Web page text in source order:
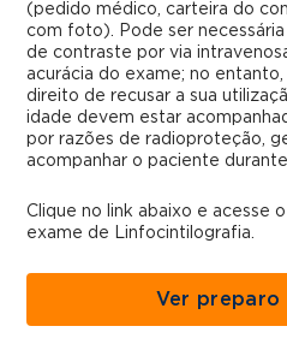
(pedido médico, carteira do
com foto). Pode ser
de contraste por via
acurácia do exame; no
direito de recusar a sua
idade devem estar
por razões de radioproteção,
acompanhar o paciente
Clique no link abaixo e acesse
exame de Linfocintilografia.
Ver preparo